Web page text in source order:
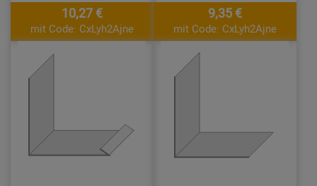
10,27 €
mit Code: CxLyh2Ajne
9,35 €
mit Code: CxLyh2Ajne